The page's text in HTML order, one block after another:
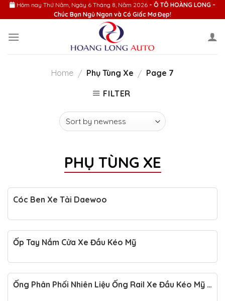
Skip
to
Hôm nay Thứ Năm, Ngày 6 Tháng 8, Năm 2026 - Ô TÔ HOÀNG LONG -
Chúc Bạn Ngủ Ngon và Có Giấc Mơ Đẹp!
Home / Phụ Tùng Xe / Page 7
FILTER
PHỤ TÙNG XE
Cóc Ben Xe Tải Daewoo
Ốp Tay Nắm Cửa Xe Đầu Kéo Mỹ
Ống Phân Phối Nhiên Liệu Ống Rail Xe Đầu Kéo Mỹ –